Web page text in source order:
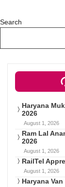
Search
Haryana
2026
August 1, 2026
Ram Lal
2026
August 1, 2026
RailTel
August 1, 2026
Haryana